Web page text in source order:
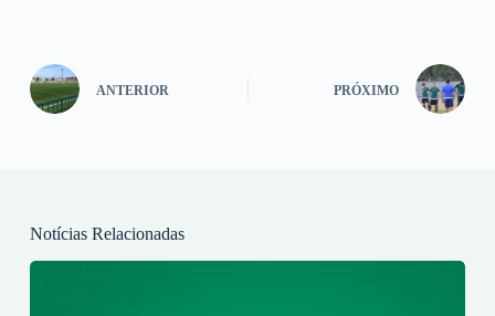
ANTERIOR PRÓXIMO
Notícias Relacionadas